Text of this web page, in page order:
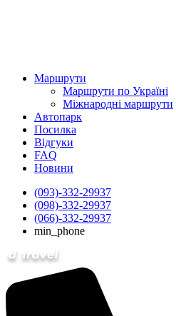
Маршрути
Маршрути по Україні
Міжнародні маршрути
Автопарк
Посилка
Відгуки
FAQ
Новини
(093)-332-29937
(098)-332-29937
(066)-332-29937
min_phone